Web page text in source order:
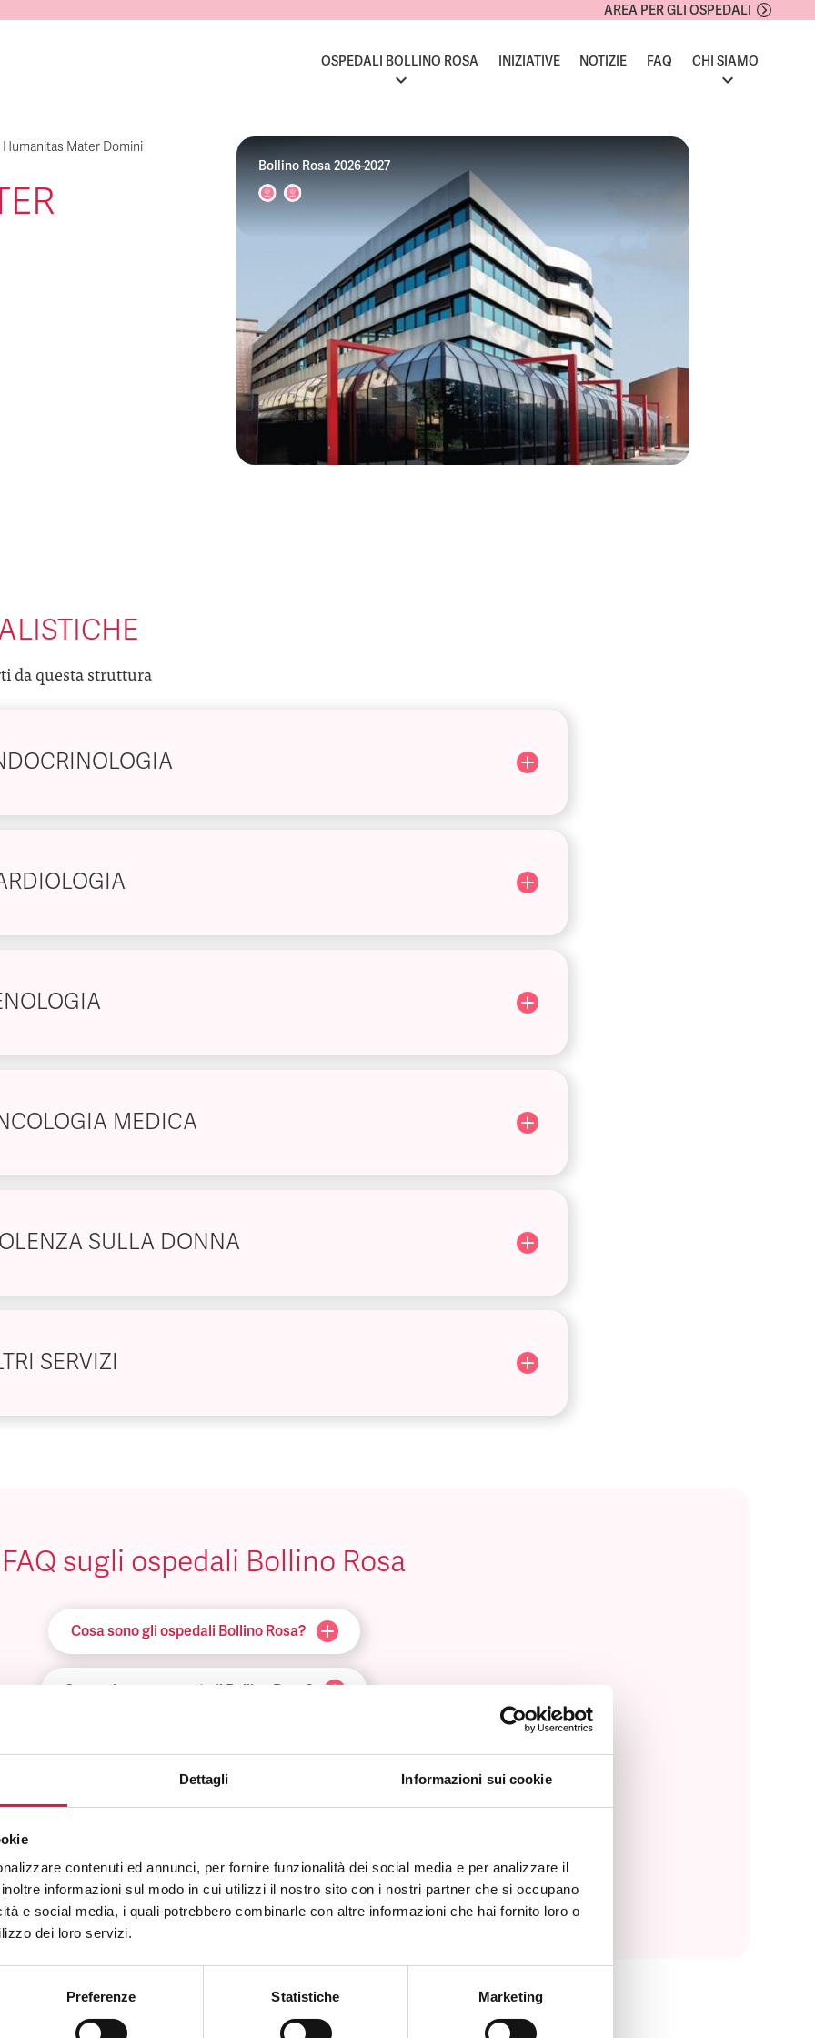
Dettagli Informazioni sui cookie
contenuti ed annunci, per fornire funzionalità dei social media e per analizzare il
informazioni sul modo in cui utilizzi il nostro sito con i nostri partner che si occupano
e social media, i quali potrebbero combinarle con altre informazioni che hai fornito loro o
dei loro servizi.
Preferenze Statistiche Marketing
AREA PER GLI OSPEDALI
OSPEDALI BOLLINO ROSA INIZIATIVE NOTIZIE FAQ CHI SIAMO
Humanitas Mater Domini
Bollino Rosa 2026-2027
da questa struttura
MEDICA
SULLA DONNA
SERVIZI
FAQ sugli ospedali Bollino Rosa
Cosa sono gli ospedali Bollino Rosa?
Come viene assegnato il Bollino Rosa?
posso utilizzare i servizi offerti dall’ospedale Bollino Rosa?
Quali sono i vantaggi per la popolazione?